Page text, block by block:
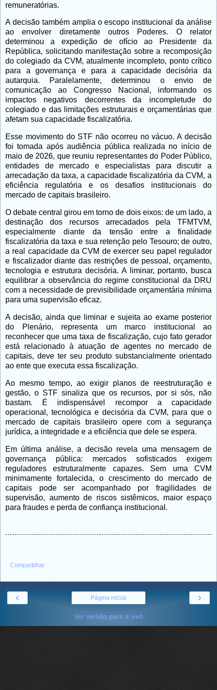
remuneratórias.
A decisão também amplia o escopo institucional da análise
ao envolver diretamente outros Poderes. O relator
determinou a expedição de ofício ao Presidente da
República, solicitando manifestação sobre a recomposição
do colegiado da CVM, atualmente incompleto, ponto crítico
para a governança e para a capacidade decisória da
autarquia. Paralelamente, determinou o envio de
comunicação ao Congresso Nacional, informando os
impactos negativos decorrentes da incompletude do
colegiado e das limitações estruturais e orçamentárias que
afetam sua capacidade fiscalizatória.
Esse movimento do STF não ocorreu no vácuo. A decisão
foi tomada após audiência pública realizada no início de
maio de 2026, que reuniu representantes do Poder Público,
entidades de mercado e especialistas para discutir a
arrecadação da taxa, a capacidade fiscalizatória da CVM, a
eficiência regulatória e os desafios institucionais do
mercado de capitais brasileiro.
O debate central girou em torno de dois eixos: de um lado, a
destinação dos recursos arrecadados pela TFMTVM,
especialmente diante da tensão entre a finalidade
fiscalizatória da taxa e sua retenção pelo Tesouro; de outro,
a real capacidade da CVM de exercer seu papel regulador
e fiscalizador diante das restrições de pessoal, orçamento,
tecnologia e estrutura decisória. A liminar, portanto, busca
equilibrar a observância do regime constitucional da DRU
com a necessidade de previsibilidade orçamentária mínima
para uma supervisão eficaz.
A decisão, ainda que liminar e sujeita ao exame posterior
do Plenário, representa um marco institucional ao
reconhecer que uma taxa de fiscalização, cujo fato gerador
está relacionado à atuação de agentes no mercado de
capitais, deve ter seu produto substancialmente orientado
ao ente que executa essa fiscalização.
Ao mesmo tempo, ao exigir planos de reestruturação e
gestão, o STF sinaliza que os recursos, por si sós, não
bastam. É indispensável recompor a capacidade
operacional, tecnológica e decisória da CVM, para que o
mercado de capitais brasileiro opere com a segurança
jurídica, a integridade e a eficiência que dele se espera.
Em última análise, a decisão revela uma mensagem de
governança pública: mercados sofisticados exigem
reguladores estruturalmente capazes. Sem uma CVM
minimamente fortalecida, o crescimento do mercado de
capitais pode ser acompanhado por fragilidades de
supervisão, aumento de riscos sistêmicos, maior espaço
para fraudes e perda de confiança institucional.
Compartilhar
‹ ›
Página inicial
Ver versão para a web